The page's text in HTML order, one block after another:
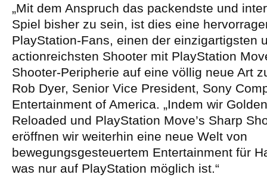
„Mit dem Anspruch das packendste und
Spiel bisher zu sein, ist dies eine
PlayStation-Fans, einen der einzigartigsten
actionreichsten Shooter mit PlayStation
Shooter-Peripherie auf eine völlig neue Art
Rob Dyer, Senior Vice President, Sony
Entertainment of America. „Indem wir
Reloaded und PlayStation Move’s Sharp
eröffnen wir weiterhin eine neue Welt von
bewegungsgesteuertem Entertainment für
was nur auf PlayStation möglich ist.“